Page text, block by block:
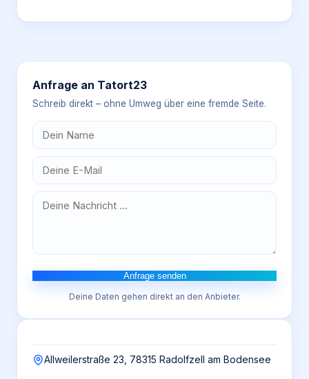
Anfrage an Tatort23
Schreib direkt – ohne Umweg über eine fremde Seite.
Anfrage senden
Deine Daten gehen direkt an den Anbieter.
Allweilerstraße 23, 78315 Radolfzell am Bodensee